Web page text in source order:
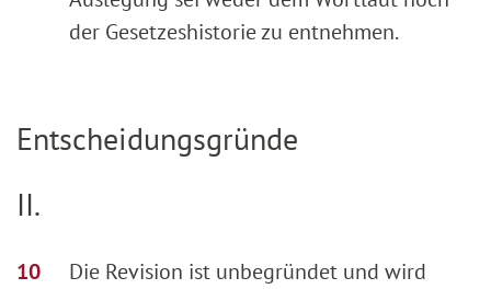
der Gesetzeshistorie zu entnehmen.
Entscheidungsgründe
II.
Die Revision ist unbegründet und wird